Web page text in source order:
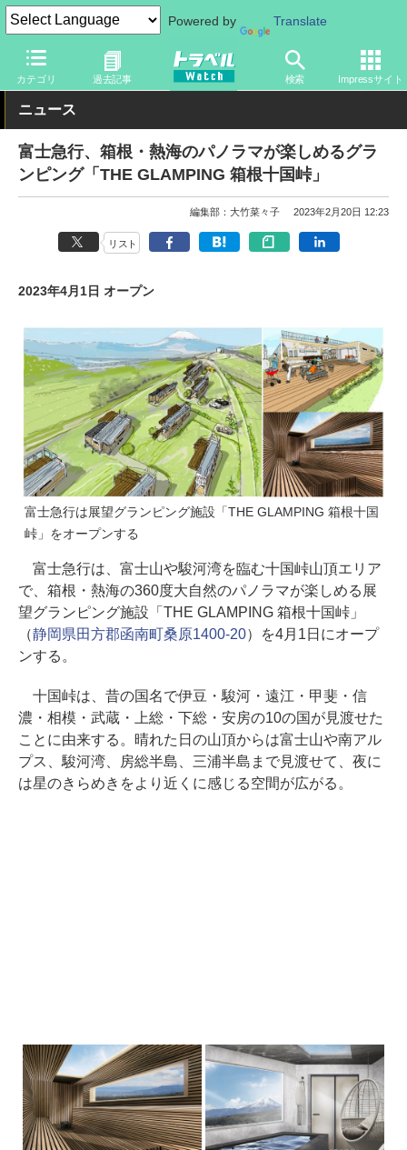
Powered by Translate
カテゴリ 過去記事 検索 Impressサイト
トラベル Watch 旅の情報 ホテル・旅館 グランピング
ニュース
富士急行、箱根・熱海のパノラマが楽しめるグラ
ンピング「THE GLAMPING 箱根十国峠」
編集部：大竹菜々子 2023年2月20日 12:23
リスト
2023年4月1日 オープン
富士急行は展望グランピング施設「THE GLAMPING 箱根十国
峠」をオープンする
富士急行は、富士山や駿河湾を臨む十国峠山頂エリア
で、箱根・熱海の360度大自然のパノラマが楽しめる展
望グランピング施設「THE GLAMPING 箱根十国峠」
（静岡県田方郡函南町桑原1400-20）を4月1日にオープ
ンする。
十国峠は、昔の国名で伊豆・駿河・遠江・甲斐・信
濃・相模・武蔵・上総・下総・安房の10の国が見渡せた
ことに由来する。晴れた日の山頂からは富士山や南アル
プス、駿河湾、房総半島、三浦半島まで見渡せて、夜に
は星のきらめきをより近くに感じる空間が広がる。